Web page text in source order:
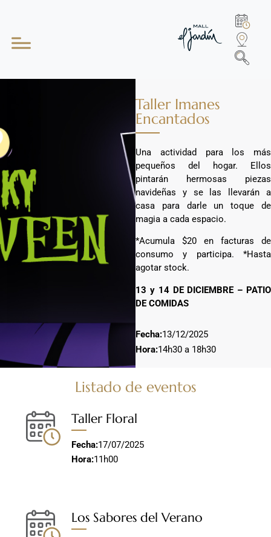
Taller Imanes
Encantados
Una actividad para los más
pequeños del hogar. Ellos
pintarán hermosas piezas
navideñas y se las llevarán a
casa para darle un toque de
magia a cada espacio.
*Acumula $20 en facturas de
consumo y participa. *Hasta
agotar stock.
13 y 14 DE DICIEMBRE – PATIO
DE COMIDAS
Fecha:13/12/2025
Hora:14h30 a 18h30
Listado de eventos
Taller Floral
Fecha:17/07/2025
Hora:11h00
Los Sabores del Verano